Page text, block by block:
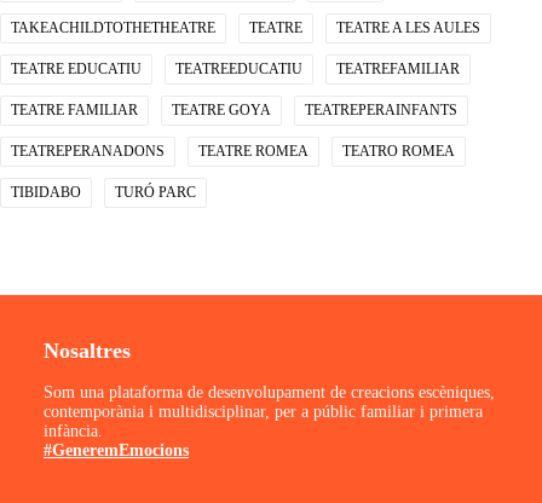
TAKEACHILDTOTHETHEATRE TEATRE TEATRE A LES AULES
TEATRE EDUCATIU TEATREEDUCATIU TEATREFAMILIAR
TEATRE FAMILIAR TEATRE GOYA TEATREPERAINFANTS
TEATREPERANADONS TEATRE ROMEA TEATRO ROMEA
TIBIDABO TURÓ PARC
Nosaltres
Som una plataforma de desenvolupament de creacions escèniques,
contemporània i multidisciplinar, per a públic familiar i primera
infància.
#GeneremEmocions